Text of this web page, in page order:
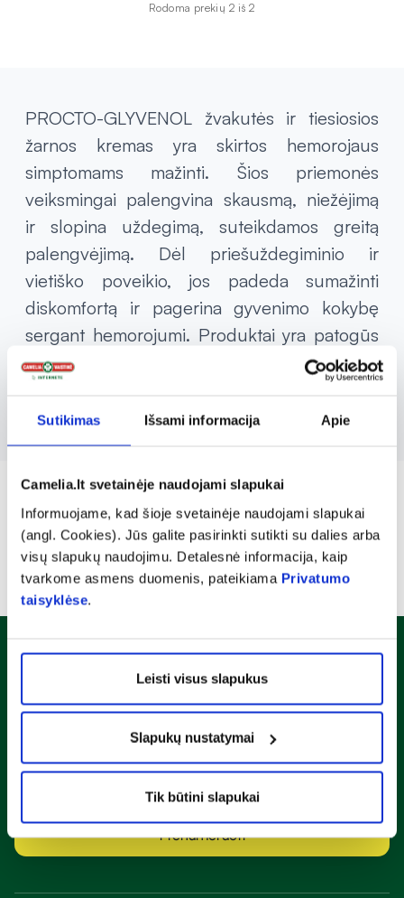
Sutikimas Išsami informacija Apie
Camelia.lt svetainėje naudojami slapukai
Informuojame, kad šioje svetainėje naudojami slapukai
(angl. Cookies). Jūs galite pasirinkti sutikti su dalies arba
visų slapukų naudojimu. Detalesnė informacija, kaip
tvarkome asmens duomenis, pateikiama Privatumo
taisyklėse.
Leisti visus slapukus
Slapukų nustatymai
Tik būtini slapukai
Rodoma prekių 2 iš 2
PROCTO-GLYVENOL žvakutės ir tiesiosios
žarnos kremas yra skirtos hemorojaus
simptomams mažinti. Šios priemonės
veiksmingai palengvina skausmą, niežėjimą
ir slopina uždegimą, suteikdamos greitą
palengvėjimą. Dėl priešuždegiminio ir
vietiško poveikio, jos padeda sumažinti
diskomfortą ir pagerina gyvenimo kokybę
sergant hemorojumi. Produktai yra patogūs
naudoti ir gali būti taikomi tiek išorinėms,
Naujienlaiškis
Sužinok apie nuolaidas ir specialius pasiūlymus!
Prenumeruoti